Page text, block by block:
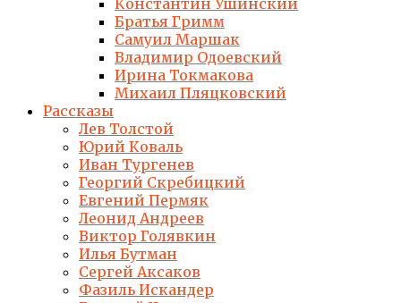
Константин Ушинский
Братья Гримм
Самуил Маршак
Владимир Одоевский
Ирина Токмакова
Михаил Пляцковский
Рассказы
Лев Толстой
Юрий Коваль
Иван Тургенев
Георгий Скребицкий
Евгений Пермяк
Леонид Андреев
Виктор Голявкин
Илья Бутман
Сергей Аксаков
Фазиль Искандер